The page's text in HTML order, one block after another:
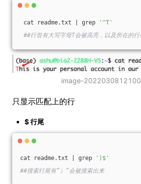
cat readme.txt | grep
'^T'
##行首有大写字母T会被高亮，以及所在的
image-
只显示匹配上的行
$ 行尾
cat readme.txt | grep
')$'
##搜索行尾有”）“会被搜索出来